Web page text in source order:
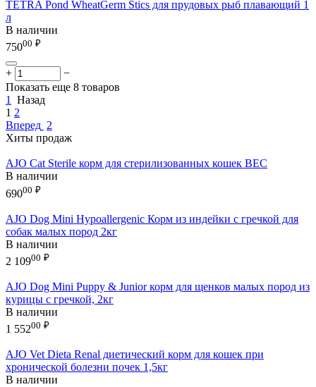
TETRA Pond WheatGerm Stics для прудовых рыб плавающий 1
л
В наличии
75000 ₽
+
−
Показать еще 8 товаров
1 Назад
1 2
Вперед 2
Хиты продаж
AJO Cat Sterile корм для стерилизованных кошек ВЕС
В наличии
69000 ₽
AJO Dog Mini Hypoallergenic Корм из индейки с гречкой для
собак малых пород 2кг
В наличии
2 10900 ₽
AJO Dog Mini Puppy & Junior корм для щенков малых пород из
курицы с гречкой, 2кг
В наличии
1 55200 ₽
AJO Vet Dieta Renal диетический корм для кошек при
хронической болезни почек 1,5кг
В наличии